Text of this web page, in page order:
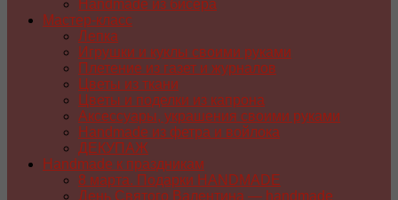
Handmade из бисера
Мастер-класс
Лепка
Игрушки и куклы своими руками
Плетение из газет и журналов
Цветы из ткани
Цветы и поделки из капрона
Аксессуары, украшения своими руками
Handmade из фетра и войлока
ДЕКУПАЖ
Handmade к праздникам
8 марта. Подарки HANDMADE
День Святого Валентина — handmade